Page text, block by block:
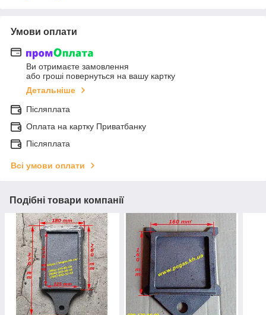
Умови оплати
Ви отримаєте замовлення
або гроші повернуться на вашу картку
Детальніше
Післяплата
Оплата на картку Приватбанку
Післяплата
Всі умови оплати
Подібні товари компанії